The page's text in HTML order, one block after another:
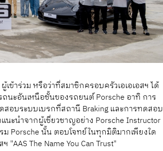
ข้าร่วม หรือว่าที่สมาชิกครอบครัวเอเอเอสฯ ได้
ะอันเหนือชั้นของรถยนต์ Porsche อาทิ การ
อบระบบเบรกที่สถานี Braking และการทดสอบ
ะนำจากผู้เชี่ยวชาญอย่าง Porsche Instructor
ม Porsche นั้น ตอบโจทย์ในทุกมิติมากเพียงใด
The Name You Can Trust"